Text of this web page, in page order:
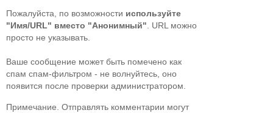
Пожалуйста, по возможности используйте
"Имя/URL" вместо "Анонимный". URL можно
просто не указывать.
Ваше сообщение может быть помечено как
спам спам-фильтром - не волнуйтесь, оно
появится после проверки администратором.
Примечание. Отправлять комментарии могут